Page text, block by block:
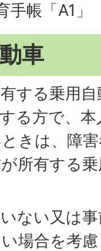
手帳「A1
車
する乗用
る方で、
きは、障
所有する
ない又は
場合を考